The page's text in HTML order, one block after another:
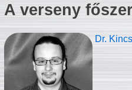
A verseny
Dr.